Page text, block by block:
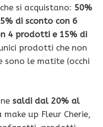
si acquistano: 50%
di sconto con 6
4 prodotti e 15% di
prodotti che non
sono le matite (occhi
saldi dal 20% al
up Fleur Cherie,